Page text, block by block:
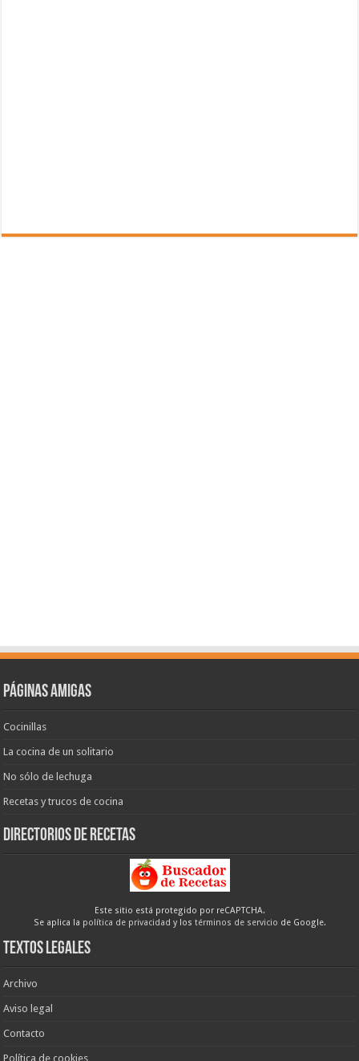
Páginas amigas
Cocinillas
La cocina de un solitario
No sólo de lechuga
Recetas y trucos de cocina
Directorios de recetas
Este sitio está protegido por reCAPTCHA.
Se aplica la política de privacidad y los términos de servicio de Google.
Textos legales
Archivo
Aviso legal
Contacto
Política de cookies